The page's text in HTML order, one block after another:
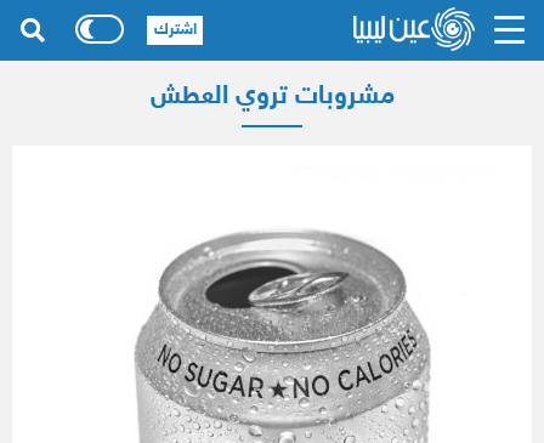
مشروبات تروي العطش
اشترك